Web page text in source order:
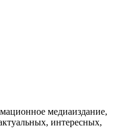
медиаиздание,
интересных,